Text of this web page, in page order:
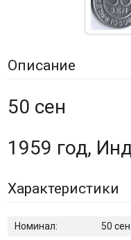
Описание
50 сен
1959 год,
Характеристики
Номинал:
50 сен